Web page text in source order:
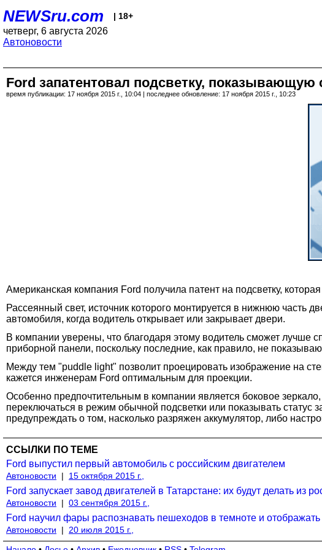
NEWSru.com | 18+
четверг, 6 августа 2026
Автоновости
Ford запатентовал подсветку, показывающую
время публикации: 17 ноября 2015 г., 10:04 | последнее обновление: 17 ноября 2015 г., 10:23
Американская компания Ford получила патент на подсветку,
Рассеянный свет, источник которого монтируется в нижнюю часть
автомобиля, когда водитель открывает или закрывает двери.
В компании уверены, что благодаря этому водитель сможет лучше
приборной панели, поскольку последние, как правило, не
Между тем "puddle light" позволит проецировать изображение на
кажется инженерам Ford оптимальным для проекции.
Особенно предпочтительным в компании является боковое
переключаться в режим обычной подсветки или показывать
предупреждать о том, насколько разряжен аккумулятор, либо
ССЫЛКИ ПО ТЕМЕ
Ford выпустил первый автомобиль с российским двигателем
Автоновости | 15 октября 2015 г.,
Ford запускает завод двигателей в Татарстане: их будут делать из
Автоновости | 03 сентября 2015 г.,
Ford научил фары распознавать пешеходов в темноте и
Автоновости |
20 июля 2015 г.,